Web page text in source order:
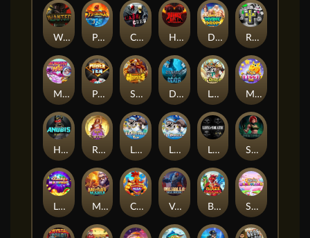
Wanted Dead or a Wild Phoenix Cash Crew Hounds Of Hell Divine Drop RIP City
Munchy Milo Power of 10 Strength Of Hercules Dynasty of Death Le Digger Magic Piggy OG
Hand of Anubis Rise of Fortuna LE FOOTBALL FAN LE HOOLIGAN Life and Death Shadow Treasure
Lucky Multifruit Merlin's Mania Chicken Man Valhalla: Wild Winter Blaze Buddies Sticky Candyland